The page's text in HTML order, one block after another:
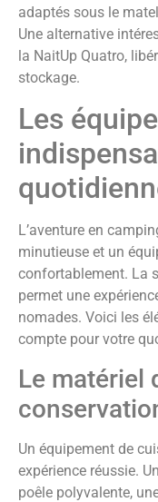
adaptés sous le
Une alternative
la NaitUp Quatro,
stockage.
Les
L’aventure en
minutieuse et un
confortablement. La
permet une
nomades. Voici les
compte pour votre
Le matériel
Un équipement de
expérience réussie.
poêle polyvalente,